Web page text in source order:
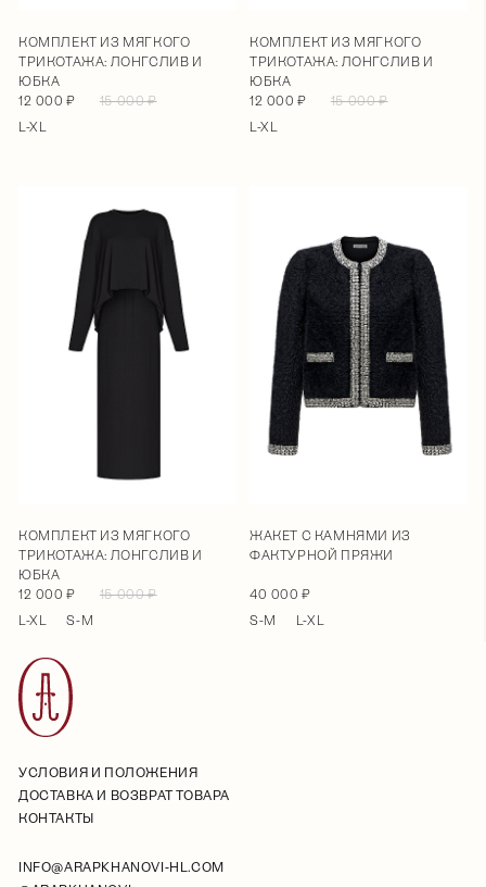
КОМПЛЕКТ ИЗ МЯГКОГО
ТРИКОТАЖА: ЛОНГСЛИВ И
ЮБКА
12 000 ₽
15 000 ₽
L-XL
КОМПЛЕКТ ИЗ МЯГКОГО
ТРИКОТАЖА: ЛОНГСЛИВ И
ЮБКА
12 000 ₽
15 000 ₽
L-XL
КОМПЛЕКТ ИЗ МЯГКОГО
ТРИКОТАЖА: ЛОНГСЛИВ И
ЮБКА
12 000 ₽
15 000 ₽
L-XL
S-M
ЖАКЕТ С КАМНЯМИ ИЗ
ФАКТУРНОЙ ПРЯЖИ
40 000 ₽
S-M
L-XL
УСЛОВИЯ И ПОЛОЖЕНИЯ
ДОСТАВКА И ВОЗВРАТ ТОВАРА
КОНТАКТЫ
INFO@ARAPKHANOVI-HL.COM